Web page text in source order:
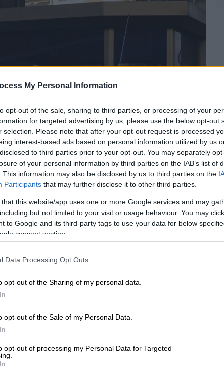
My Personal Information
opt-out of the sale, sharing to third parties, or processing of your
for targeted advertising by us, please use the below opt-out
selection. Please note that after your opt-out request is processed
interest-based ads based on personal information utilized by us
to third parties prior to your opt-out. You may separately
of your personal information by third parties on the IAB’s list of
This information may also be disclosed by us to third parties on the
Participants that may further disclose it to other third parties.
that this website/app uses one or more Google services and may
but not limited to your visit or usage behaviour. You may
to Google and its third-party tags to use your data for below
consent section.
Data Processing Opt Outs
opt-out of the Sharing of my personal data.
opt-out of the Sale of my Personal Data.
opt-out of processing my Personal Data for Targeted
το ΕΘΝΟΣ στη Google
αμέσως στο νοσοκομείο.
η ζωή της δεν κινδυνεύει.